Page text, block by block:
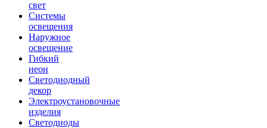
свет
Системы
освещения
Наружное
освещение
Гибкий
неон
Светодиодный
декор
Электроустановочные
изделия
Светодиоды